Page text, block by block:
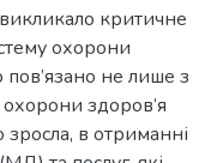
критичне
охорони
не лише з
здоров’я
в отриманні